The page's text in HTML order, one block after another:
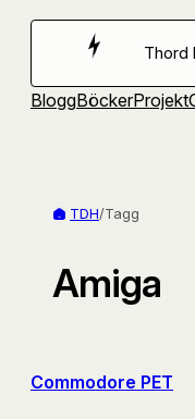
Hoppa
Thord
BloggBöckerProjekt
TDH/Tagg
Amiga
Commodore PET